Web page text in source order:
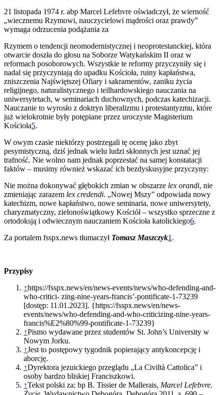
21 listopada 1974 r. abp Marcel Lefebvre oświadczył, że wierność
„wiecznemu Rzymowi, nauczycielowi mądrości oraz prawdy”
wymaga odrzucenia podążania za
Rzymem o tendencji neomodernistycznej i neoprotestanckiej, która
otwarcie doszła do głosu na Soborze Watykańskim II oraz w
reformach posoborowych. Wszystkie te reformy przyczyniły się i
nadal się przyczyniają do upadku Kościoła, ruiny kapłaństwa,
zniszczenia Najświętszej Ofiary i sakramentów, zaniku życia
religijnego, naturalistycznego i teilhardowskiego nauczania na
uniwersytetach, w seminariach duchownych, podczas katechizacji.
Nauczanie to wyrosło z doktryn liberalizmu i protestantyzmu, które
już wielokrotnie były potępiane przez uroczyste Magisterium
Kościoła5.
W owym czasie niektórzy postrzegali tę ocenę jako zbyt
pesymistyczną, dziś jednak wielu ludzi skłonnych jest uznać jej
trafność. Nie wolno nam jednak poprzestać na samej konstatacji
faktów – musimy również wskazać ich bezdyskusyjne przyczyny:
Nie można dokonywać głębokich zmian w obszarze lex orandi, nie
zmieniając zarazem lex credendi. „Nowej Mszy” odpowiada nowy
katechizm, nowe kapłaństwo, nowe seminaria, nowe uniwersytety,
charyzmatyczny, zielonoświątkowy Kościół – wszystko sprzeczne z
ortodoksją i odwiecznym nauczaniem Kościoła katolickiego6.
Za portalem fsspx.news tłumaczył Tomasz Maszczyk1.
Przypisy
↑https://fsspx.news/en/news-events/news/who-defending-and-
who-critici- zing-nine-years-francis’-pontificate-1-73239
[dostęp: 11.01.2023]. {https://fsspx.news/en/news-
events/news/who-defending-and-who-criticizing-nine-years-
francis%E2%80%99-pontificate-1-73239}
↑Pismo wydawane przez studentów St. John’s University w
Nowym Jorku.
↑Jest to postępowy tygodnik popierający antykoncepcję i
aborcję.
↑Dyrektora jezuickiego przeglądu „La Civiltà Cattolica” i
osoby bardzo bliskiej Franciszkowi.
↑Tekst polski za: bp B. Tissier de Mallerais, Marcel Lefebvre.